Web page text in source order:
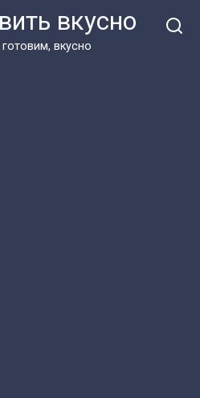
вкусно
вкусно